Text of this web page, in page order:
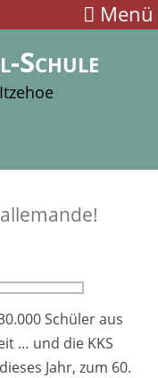
Menü
Schule
Schüler aus
… und die KKS
Jahr, zum 60.